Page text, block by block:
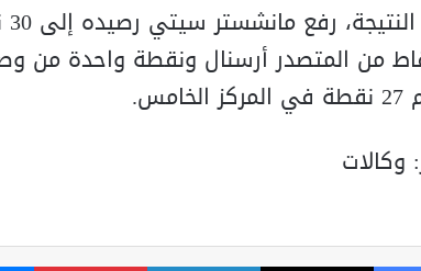
من المتصدر أرسنال ونقطة واحدة من
وكالات